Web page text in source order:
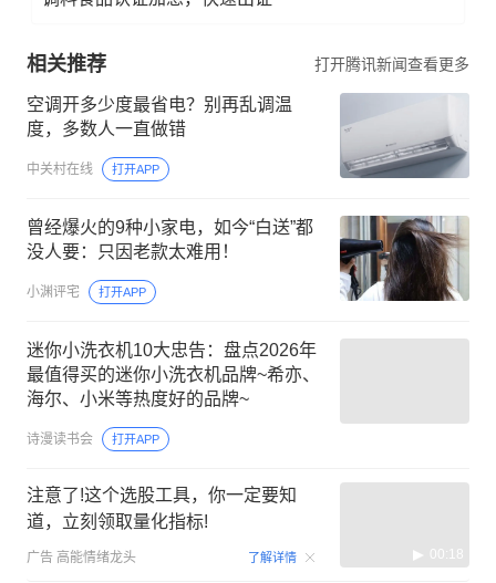
相关推荐 打开腾讯新闻查看更多
空调开多少度最省电？别再乱调温
度，多数人一直做错
中关村在线 打开APP
曾经爆火的9种小家电，如今“白送”都
没人要：只因老款太难用！
小渊评宅 打开APP
迷你小洗衣机10大忠告：盘点2026年
最值得买的迷你小洗衣机品牌~希亦、
海尔、小米等热度好的品牌~
诗漫读书会 打开APP
注意了!这个选股工具，你一定要知
道，立刻领取量化指标!
广告 高能情绪龙头 了解详情 00:18